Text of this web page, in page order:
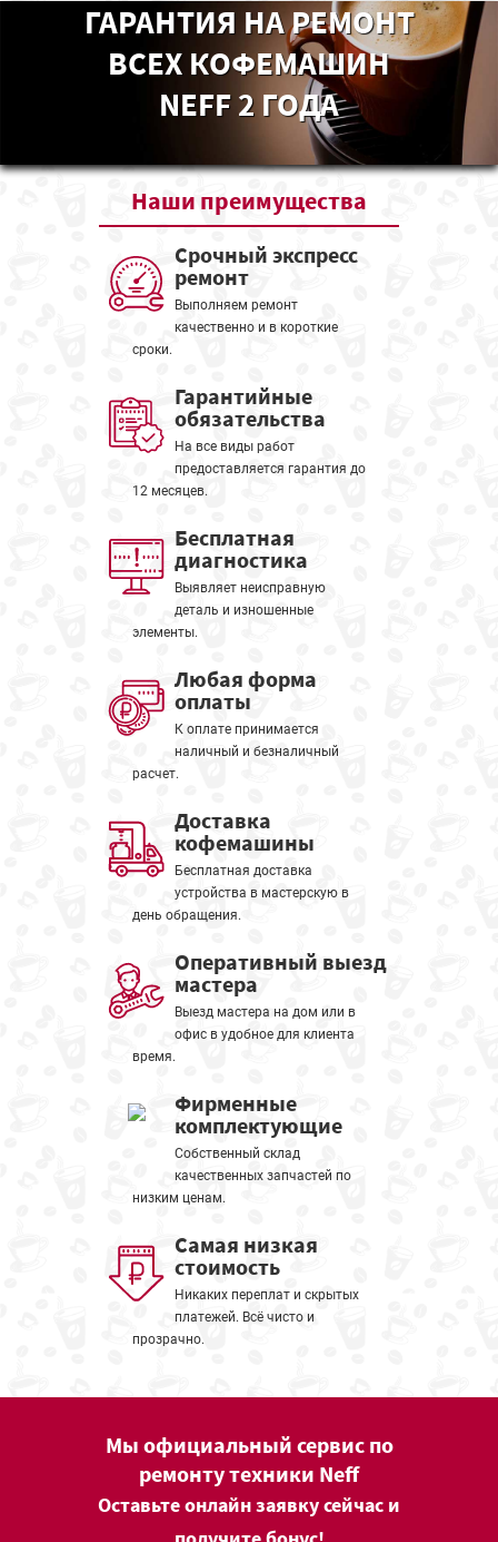
ГАРАНТИЯ НА РЕМОНТ
ВСЕХ КОФЕМАШИН
NEFF 2 ГОДА
Наши преимущества
Срочный экспресс
ремонт
Выполняем ремонт
качественно и в короткие
сроки.
Гарантийные
обязательства
На все виды работ
предоставляется гарантия до
12 месяцев.
Бесплатная
диагностика
Выявляет неисправную
деталь и изношенные
элементы.
Любая форма
оплаты
К оплате принимается
наличный и безналичный
расчет.
Доставка
кофемашины
Бесплатная доставка
устройства в мастерскую в
день обращения.
Оперативный выезд
мастера
Выезд мастера на дом или в
офис в удобное для клиента
время.
Фирменные
комплектующие
Собственный склад
качественных запчастей по
низким ценам.
Самая низкая
стоимость
Никаких переплат и скрытых
платежей. Всё чисто и
прозрачно.
Мы официальный сервис по
ремонту техники Neff
Оставьте онлайн заявку сейчас и